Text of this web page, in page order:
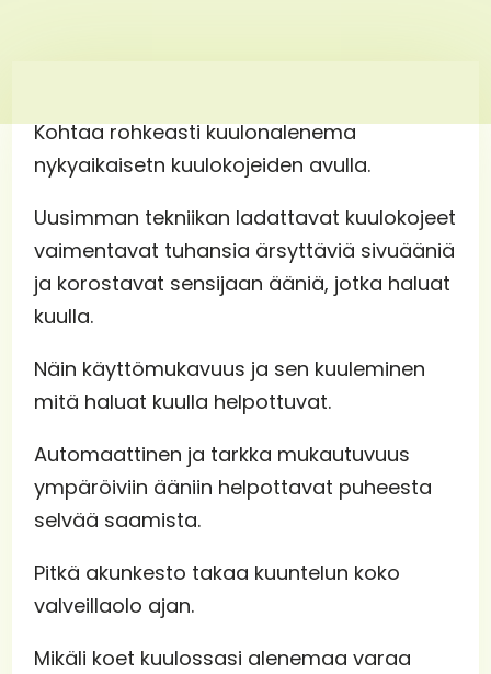
Kohtaa rohkeasti kuulonalenema
nykyaikaisetn kuulokojeiden avulla.
Uusimman tekniikan ladattavat kuulokojeet
vaimentavat tuhansia ärsyttäviä sivuääniä
ja korostavat sensijaan ääniä, jotka haluat
kuulla.
Näin käyttömukavuus ja sen kuuleminen
mitä haluat kuulla helpottuvat.
Automaattinen ja tarkka mukautuvuus
ympäröiviin ääniin helpottavat puheesta
selvää saamista.
Pitkä akunkesto takaa kuuntelun koko
valveillaolo ajan.
Mikäli koet kuulossasi alenemaa varaa